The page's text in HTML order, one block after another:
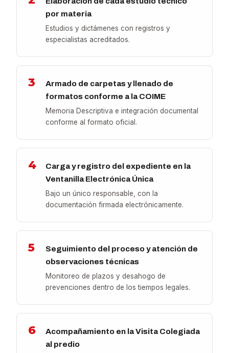
por materia
Estudios y dictámenes con registros y
especialistas acreditados.
3
Armado de carpetas y llenado de
formatos conforme a la COIME
Memoria Descriptiva e integración documental
conforme al formato oficial.
4
Carga y registro del expediente en la
Ventanilla Electrónica Única
Bajo un único responsable, con la
documentación firmada electrónicamente.
5
Seguimiento del proceso y atención de
observaciones técnicas
Monitoreo de plazos y desahogo de
prevenciones dentro de los tiempos legales.
6
Acompañamiento en la Visita Colegiada
al predio